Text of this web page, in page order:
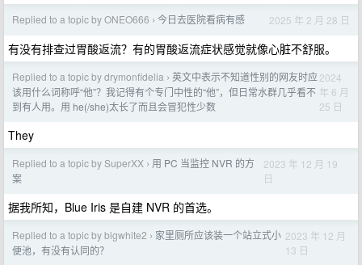
Replied to a topic by ONEO666 › 今日去医院看病有感 2025 年 2 月 28 日
有没有排查过胃酸返流？有的胃酸返流症状感觉就像心脏不舒服。
Replied to a topic by drymonfidelia › 英文中表示不知道性别的网友时应
该用什么词称呼“他”？我记得有个专门中性的“他”，但日常水群几乎看不
到有人用。用 he(/she)太长了而且会冒犯性少数
2024
年 6 月
25 日
They
Replied to a topic by SuperXX › 用 PC 当监控 NVR 的方
案
2023 年 12 月 19
日
据我所知，Blue Iris 是自建 NVR 的首选。
Replied to a topic by bigwhite2 › 家里厕所应该装一个站立式小
便池，有没有认同的？
2023 年 12 月
13 日